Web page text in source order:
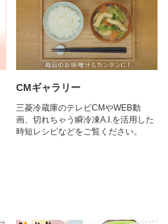
CMギャラリー
三菱冷蔵庫のテレビCMやWEB動
画、切れちゃう瞬冷凍A.I.を活用した
時短レシピなどをご覧ください。​